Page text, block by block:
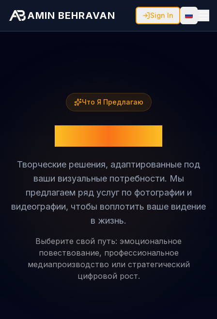
AMIN BEHRAVAN Sign In Switch
Что Я Предлагаю
Творческие решения, адаптированные под
ваши визуальные потребности. Мы
предлагаем ряд услуг по фотографии и
видеографии, чтобы воплотить ваше видение
в жизнь.
Выберите свой путь: эмоциональное
повествование, профессиональное
медиапроизводство или стратегический
цифровой рост.